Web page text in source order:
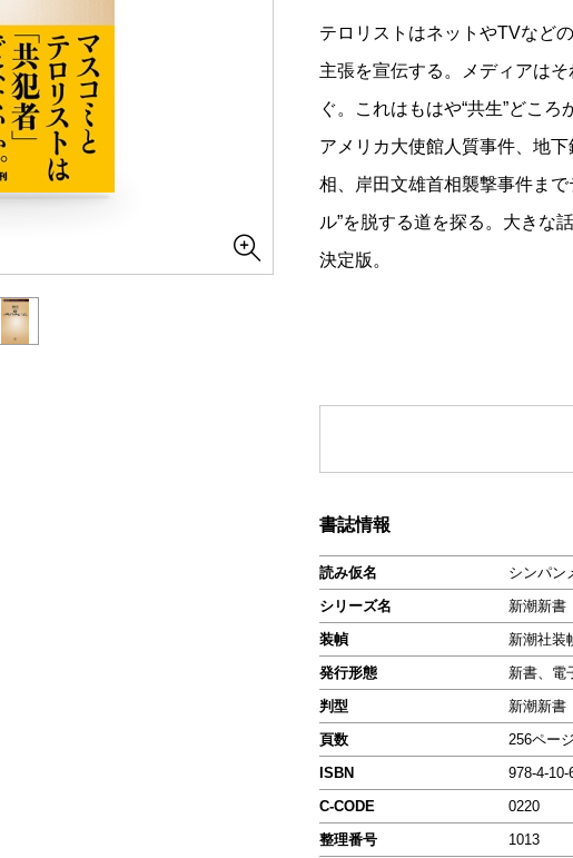
テロリストはネットやTVなど
主張を宣伝する。メディアは
ぐ。これはもはや“共生”どころ
アメリカ大使館人質事件、地
相、岸田文雄首相襲撃事件ま
ル”を脱する道を探る。大きな
決定版。
書誌情報
読み仮名
シンパン
シリーズ名
新潮新書
装幀
新潮社装
発行形態
新書、電
判型
新潮新書
頁数
256ページ
ISBN
978-4-10-
C-CODE
0220
整理番号
1013